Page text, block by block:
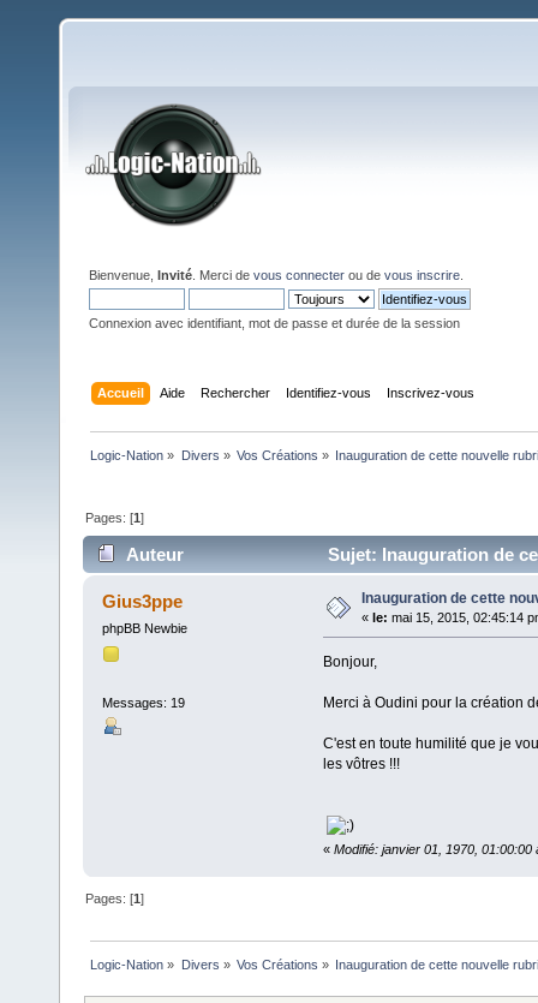
Bienvenue, Invité . Merci de vous connecter ou de vous inscrire
Connexion avec identifiant, mot de passe et durée de la session
Accueil Aide Rechercher Identifiez-vous Inscrivez-vous
Logic-Nation » Divers » Vos Créations » Inauguration de cette nouvelle
Pages: [1]
Auteur Sujet: Inauguration de
Gius3ppe
phpBB Newbie
Messages: 19
Inauguration de cette
« le: mai 15, 2015, 02:45:14
Bonjour,
Merci à Oudini pour la création
C'est en toute humilité que je
les vôtres !!!
« Modifié: janvier 01, 1970, 01:00:00
Pages: [1]
Logic-Nation » Divers » Vos Créations » Inauguration de cette nouvelle